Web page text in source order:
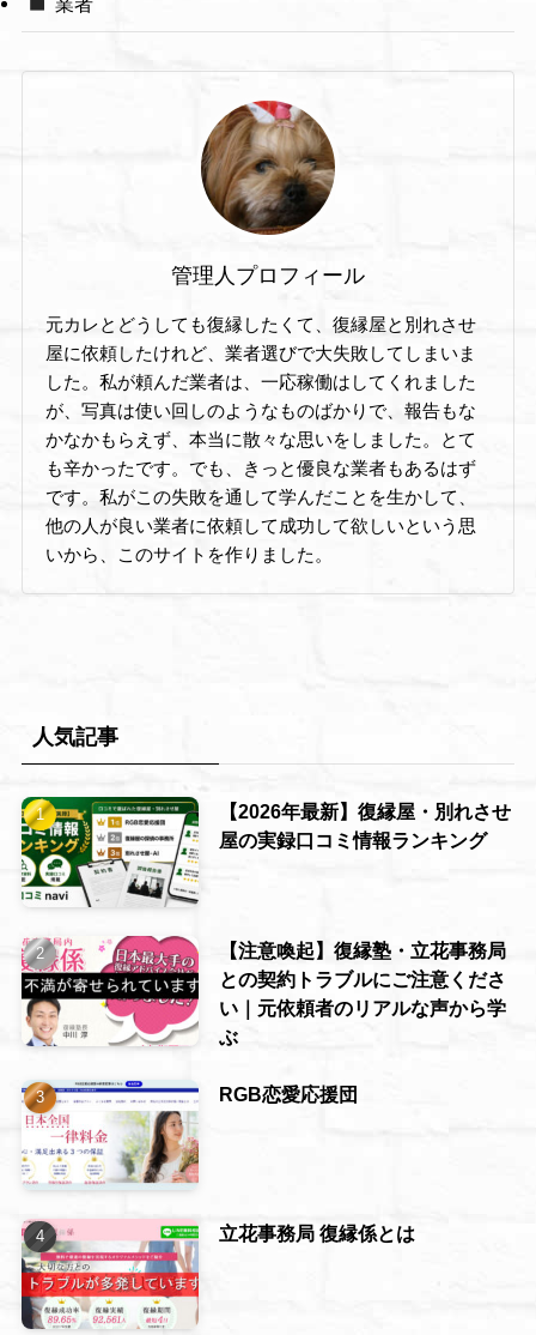
管理人プロフィール
元カレとどうしても復縁したくて、復縁屋と別れさせ
屋に依頼したけれど、業者選びで大失敗してしまいま
した。私が頼んだ業者は、一応稼働はしてくれました
が、写真は使い回しのようなものばかりで、報告もな
かなかもらえず、本当に散々な思いをしました。とて
も辛かったです。でも、きっと優良な業者もあるはず
です。私がこの失敗を通して学んだことを生かして、
他の人が良い業者に依頼して成功して欲しいという思
いから、このサイトを作りました。
人気記事
【2026年最新】復縁屋・別れさせ
屋の実録口コミ情報ランキング
【注意喚起】復縁塾・立花事務局
との契約トラブルにご注意くださ
い｜元依頼者のリアルな声から学
ぶ
RGB恋愛応援団
立花事務局 復縁係とは